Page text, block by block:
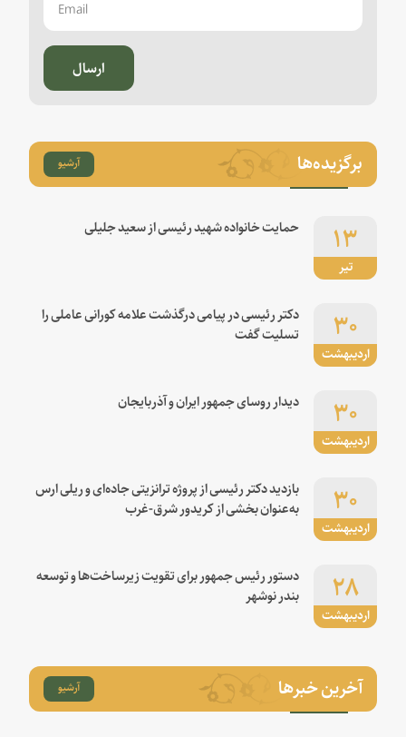
ارسال
برگزیده‌ها آرشیو
تیر
۱۳ حمایت خانواده شهید رئیسی از سعید جلیلی
اردیبهشت
۳۰
دکتر رئیسی در پیامی درگذشت علامه کورانی عاملی را
تسلیت گفت
اردیبهشت
۳۰ دیدار روسای جمهور ایران و آذربایجان
اردیبهشت
۳۰
بازدید دکتر رئیسی از پروژه ترانزیتی جاده‌ای و ریلی ارس
به‌عنوان بخشی از کریدور شرق-غرب
اردیبهشت
۲۸
دستور رئیس جمهور برای تقویت زیرساخت‌ها و توسعه
بندر نوشهر
آخرین خبرها آرشیو